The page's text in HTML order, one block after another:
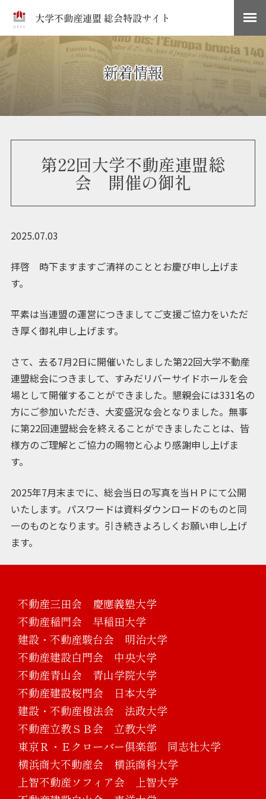
大学不動産連盟 総会特設サイト
新着情報
第22回大学不動産連盟総
会 開催の御礼
2025.07.03
拝啓 時下ますますご清祥のこととお慶び申し上げま
す。
平素は当連盟の運営につきましてご支援ご協力をいただ
き厚く御礼申し上げます。
さて、去る7月2日に開催いたしました第22回大学不動産
連盟総会につきまして、すみだリバーサイドホールを会
場として開催することができました。懇親会には331名の
方にご参加いただき、大変盛況な会となりました。無事
に第22回連盟総会を終えることができましたことは、皆
様方のご理解とご協力の賜物と心より感謝申し上げま
す。
2025年7月末までに、総会当日の写真を当ＨＰにて公開
いたします。パスワードは資料ダウンロードのものと同
一のものとなります。引き続きよろしくお願い申し上げ
ます。
不動産三田会 慶應義塾大学
不動産稲門会 早稲田大学
建設・不動産駿台会 明治大学
不動産建設白門会 中央大学
不動産青山会 青山学院大学
不動産建設桜門会 日本大学
建設・不動産橙法会 法政大学
不動産立教ＳＢ会 立教大学
東京Ｒ・Ｅクローバー倶楽部 同志社大学
横浜商大不動産会 横浜商科大学
上智不動産ソフィア会 上智大学